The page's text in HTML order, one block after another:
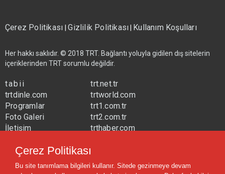
Çerez Politikası|Gizlilik Politikası| Kullanım Koşulları
Her hakkı saklıdır. © 2018 TRT. Bağlantı yoluyla gidilen dış sitelerin
içeriklerinden TRT sorumlu değildir.
tabii
trtdinle.com
Programlar
Foto Galeri
İletişim
trt.net.tr
trtworld.com
trt1.com.tr
trt2.com.tr
trthaber.com
trtavaz.com.tr
trtmuzik.net.tr
Çerez Politikası
Bu site tanımlama bilgileri kullanır. Sitede gezinmeye devam